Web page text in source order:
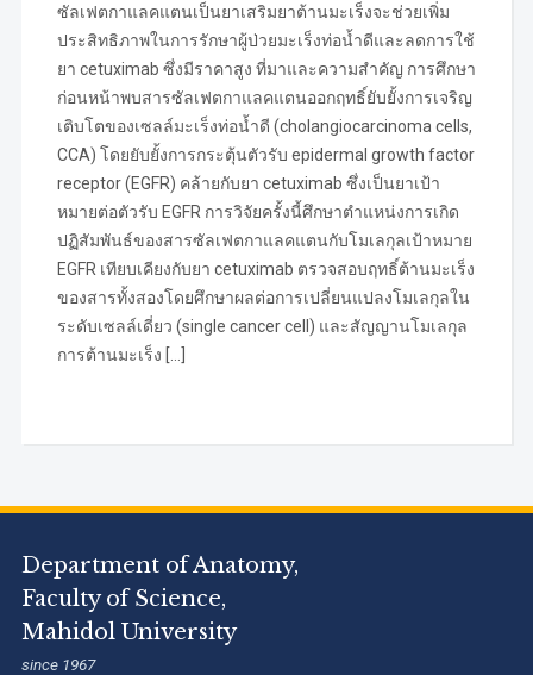
ซัลเฟตกาแลคแตนเป็นยาเสริมยาต้านมะเร็งจะช่วยเพิ่ม
ประสิทธิภาพในการรักษาผู้ป่วยมะเร็งท่อน้ำดีและลดการใช้
ยา cetuximab ซึ่งมีราคาสูง ที่มาและความสำคัญ การศึกษา
ก่อนหน้าพบสารซัลเฟตกาแลคแตนออกฤทธิ์ยับยั้งการเจริญ
เติบโตของเซลล์มะเร็งท่อน้ำดี (cholangiocarcinoma cells,
CCA) โดยยับยั้งการกระตุ้นตัวรับ epidermal growth factor
receptor (EGFR) คล้ายกับยา cetuximab ซึ่งเป็นยาเป้า
หมายต่อตัวรับ EGFR การวิจัยครั้งนี้ศึกษาตำแหน่งการเกิด
ปฏิสัมพันธ์ของสารซัลเฟตกาแลคแตนกับโมเลกุลเป้าหมาย
EGFR เทียบเคียงกับยา cetuximab ตรวจสอบฤทธิ์ต้านมะเร็ง
ของสารทั้งสองโดยศึกษาผลต่อการเปลี่ยนแปลงโมเลกุลใน
ระดับเซลล์เดี่ยว (single cancer cell) และสัญญานโมเลกุล
การต้านมะเร็ง […]
Department of Anatomy,
Faculty of Science,
Mahidol University
since 1967